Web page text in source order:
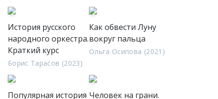
История русского
народного оркестра.
Краткий курс
Борис Тарасов (2023)
Как обвести Луну
вокруг пальца
Ольга Осипова (2021)
Популярная история Человек на грани.